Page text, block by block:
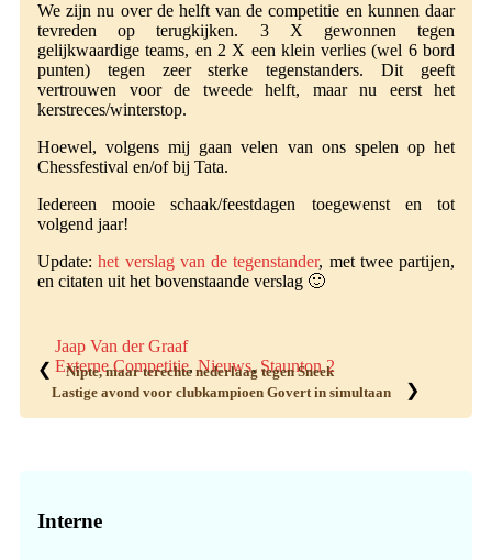
We zijn nu over de helft van de competitie en kunnen daar
tevreden op terugkijken. 3 X gewonnen tegen
gelijkwaardige teams, en 2 X een klein verlies (wel 6 bord
punten) tegen zeer sterke tegenstanders. Dit geeft
vertrouwen voor de tweede helft, maar nu eerst het
kerstreces/winterstop.
Hoewel, volgens mij gaan velen van ons spelen op het
Chessfestival en/of bij Tata.
Iedereen mooie schaak/feestdagen toegewenst en tot
volgend jaar!
Update:het verslag van de tegenstander, met twee partijen,
en citaten uit het bovenstaande verslag 🙂
Jaap Van der Graaf
Externe Competitie,Nieuws, Staunton 2
❮
Nipte, maar terechte nederlaag tegen Sneek
Lastige avond voor clubkampioen Govert in simultaan
❯
Sidebar
Interne